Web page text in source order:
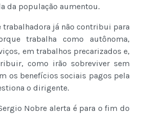
da população aumentou.
trabalhadora já não contribui para
trabalha como autônoma,
em trabalhos precarizados e,
como irão sobreviver sem
os benefícios sociais pagos pela
o dirigente.
Nobre alerta é para o fim do